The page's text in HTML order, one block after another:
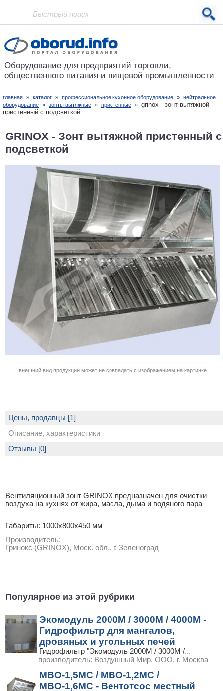
Проект основан в 2001 году
Оборудование для предприятий торговли,
общественного питания и пищевой промышленности
главная » каталог » профессиональное кухонное оборудование » нейтральное
оборудование » зонты вытяжные » пристенные » grinox - зонт вытяжной
пристенный с подсветкой
GRINOX - Зонт вытяжной пристенный с
подсветкой
внешний вид продукции может не совпадать с изображением на картинке
Цены, продавцы [1]
Описание, характеристики
Вентиляционный зонт GRINOX предназначен для очистки
воздуха на кухнях от жира, масла, дыма и водяного пара
Габариты: 1000х800х450 мм
Производитель:
Гринокс (GRINOX), Моск. обл., г. Зеленоград
Отзывы [0]
Популярное из этой рубрики
Экомодуль 2000М / 3000М / 4000М -
Гидрофильтр для мангалов,
дровяных и угольных печей
Гидрофильтр "Экомодуль 2000М / 3000М /...
производитель: Воздушный Мир, ООО, г. Москва
МВО-1,5МС / МВО-1,2МС /
МВО-1,6МС - Вентотсос местный